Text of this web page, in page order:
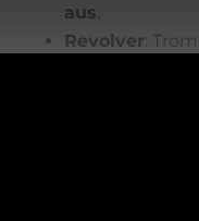
aus.
Revolver: